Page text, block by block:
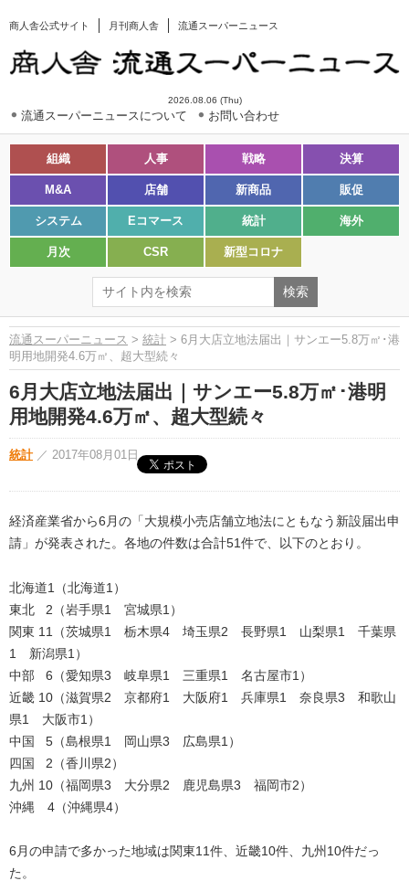
商人舎公式サイト 月刊商人舎 流通スーパーニュース
2026.08.06 (Thu)
流通スーパーニュースについて お問い合わせ
組織 人事 戦略 決算
M&A 店舗 新商品 販促
システム Eコマース 統計 海外
月次 CSR 新型コロナ
流通スーパーニュース > 統計 > 6月大店立地法届出｜サンエー5.8万㎡･港
明用地開発4.6万㎡、超大型続々
6月大店立地法届出｜サンエー5.8万㎡･港明
用地開発4.6万㎡、超大型続々
統計 ／ 2017年08月01日
経済産業省から6月の「大規模小売店舗立地法にともなう新設届出申
請」が発表された。各地の件数は合計51件で、以下のとおり。
北海道1（北海道1）
東北 2（岩手県1 宮城県1）
関東 11（茨城県1 栃木県4 埼玉県2 長野県1 山梨県1 千葉県
1 新潟県1）
中部 6（愛知県3 岐阜県1 三重県1 名古屋市1）
近畿 10（滋賀県2 京都府1 大阪府1 兵庫県1 奈良県3 和歌山
県1 大阪市1）
中国 5（島根県1 岡山県3 広島県1）
四国 2（香川県2）
九州 10（福岡県3 大分県2 鹿児島県3 福岡市2）
沖縄 4（沖縄県4）
6月の申請で多かった地域は関東11件、近畿10件、九州10件だっ
た。